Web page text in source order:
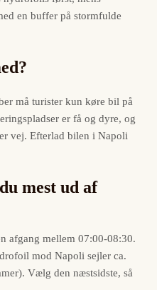
en buffer på stormfulde
må turister kun køre bil på
er få og dyre, og
vej. Efterlad bilen i Napoli
mest ud af
afgang mellem 07:00-08:30.
mod Napoli sejler ca.
Vælg den næstsidste, så